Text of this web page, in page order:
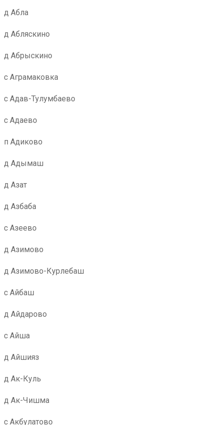
д Абла
д Абляскино
д Абрыскино
с Аграмаковка
с Адав-Тулумбаево
с Адаево
п Адиково
д Адымаш
д Азат
д Азбаба
с Азеево
д Азимово
д Азимово-Курлебаш
с Айбаш
д Айдарово
с Айша
д Айшияз
д Ак-Куль
д Ак-Чишма
с Акбулатово